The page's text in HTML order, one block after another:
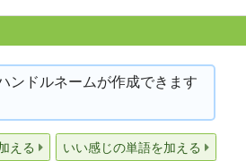
ンドルネームが作成できます
える いい感じの単語を加える